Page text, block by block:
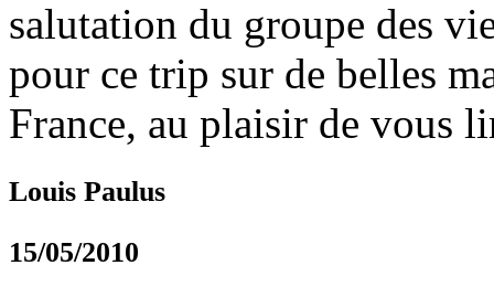
salutation du groupe des
pour ce trip sur de belles
France, au plaisir de vous
Louis Paulus
15/05/2010